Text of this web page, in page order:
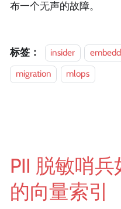
布一个无声的故障。
标签： insider
migration
mlops
PII 脱敏哨
的向量索引